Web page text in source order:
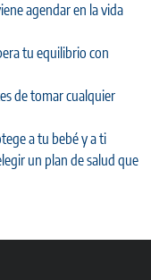
agendar en la vida
tu equilibrio con
de tomar cualquier
a tu bebé y a ti
un plan de salud que